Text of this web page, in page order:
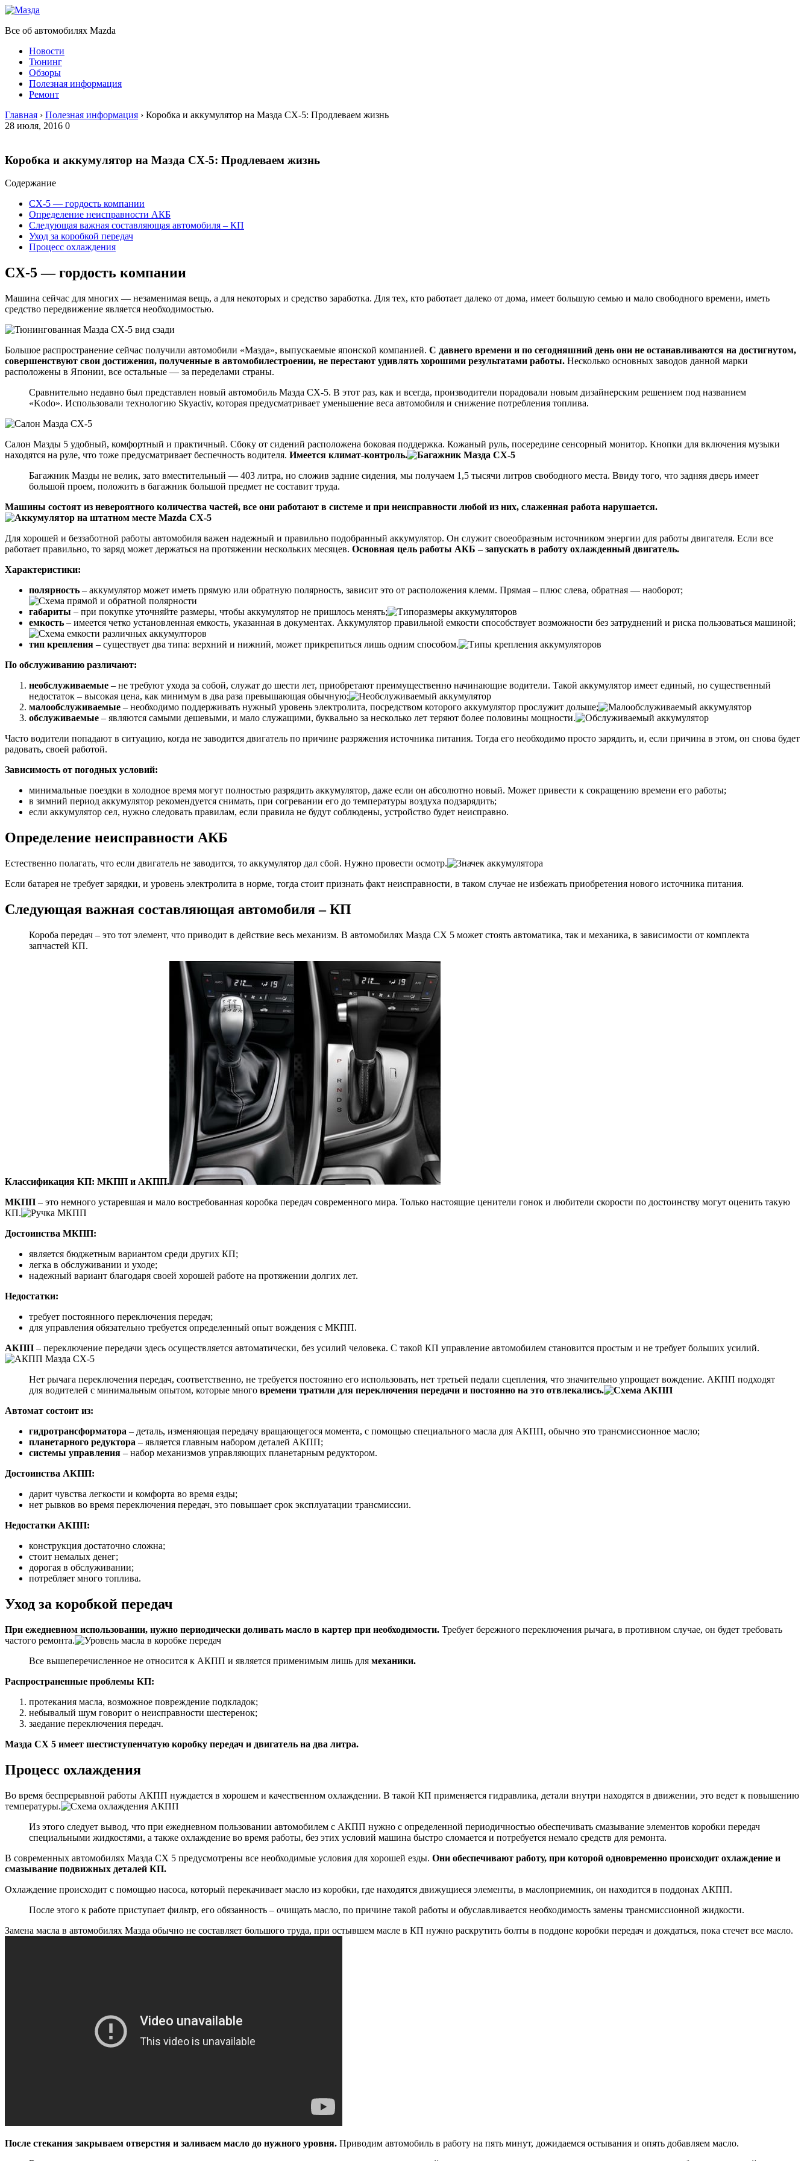
Все об автомобилях Mazda
Новости
Тюнинг
Обзоры
Полезная информация
Ремонт
Главная › Полезная информация › Коробка и аккумулятор на Мазда CX-5: Продлеваем жизнь
28 июля, 2016 0
Коробка и аккумулятор на Мазда CX-5: Продлеваем жизнь
Содержание
CX-5 — гордость компании
Определение неисправности АКБ
Следующая важная составляющая автомобиля – КП
Уход за коробкой передач
Процесс охлаждения
CX-5 — гордость компании
Машина сейчас для многих — незаменимая вещь, а для некоторых и средство заработка. Для тех, кто работает далеко от дома, имеет большую семью и мало свободного времени, иметь
средство передвижение является необходимостью.
Большое распространение сейчас получили автомобили «Мазда», выпускаемые японской компанией. С давнего времени и по сегодняшний день они не останавливаются на достигнутом,
совершенствуют свои достижения, полученные в автомобилестроении, не перестают удивлять хорошими результатами работы. Несколько основных заводов данной марки
расположены в Японии, все остальные — за переделами страны.
Сравнительно недавно был представлен новый автомобиль Мазда СХ-5. В этот раз, как и всегда, производители порадовали новым дизайнерским решением под названием
«Kodo». Использовали технологию Skyactiv, которая предусматривает уменьшение веса автомобиля и снижение потребления топлива.
Салон Мазды 5 удобный, комфортный и практичный. Сбоку от сидений расположена боковая поддержка. Кожаный руль, посередине сенсорный монитор. Кнопки для включения музыки
находятся на руле, что тоже предусматривает беспечность водителя. Имеется климат-контроль.
Багажник Мазды не велик, зато вместительный — 403 литра, но сложив задние сидения, мы получаем 1,5 тысячи литров свободного места. Ввиду того, что задняя дверь имеет
большой проем, положить в багажник большой предмет не составит труда.
Машины состоят из невероятного количества частей, все они работают в системе и при неисправности любой из них, слаженная работа нарушается.
Для хорошей и беззаботной работы автомобиля важен надежный и правильно подобранный аккумулятор. Он служит своеобразным источником энергии для работы двигателя. Если все
работает правильно, то заряд может держаться на протяжении нескольких месяцев. Основная цель работы АКБ – запускать в работу охлажденный двигатель.
Характеристики:
полярность – аккумулятор может иметь прямую или обратную полярность, зависит это от расположения клемм. Прямая – плюс слева, обратная — наоборот;
габариты – при покупке уточняйте размеры, чтобы аккумулятор не пришлось менять;
емкость – имеется четко установленная емкость, указанная в документах. Аккумулятор правильной емкости способствует возможности без затруднений и риска пользоваться машиной;
тип крепления – существует два типа: верхний и нижний, может прикрепиться лишь одним способом.
По обслуживанию различают:
необслуживаемые – не требуют ухода за собой, служат до шести лет, приобретают преимущественно начинающие водители. Такой аккумулятор имеет единый, но существенный
недостаток – высокая цена, как минимум в два раза превышающая обычную;
малообслуживаемые – необходимо поддерживать нужный уровень электролита, посредством которого аккумулятор прослужит дольше;
обслуживаемые – являются самыми дешевыми, и мало служащими, буквально за несколько лет теряют более половины мощности.
Часто водители попадают в ситуацию, когда не заводится двигатель по причине разряжения источника питания. Тогда его необходимо просто зарядить, и, если причина в этом, он снова будет
радовать, своей работой.
Зависимость от погодных условий:
минимальные поездки в холодное время могут полностью разрядить аккумулятор, даже если он абсолютно новый. Может привести к сокращению времени его работы;
в зимний период аккумулятор рекомендуется снимать, при согревании его до температуры воздуха подзарядить;
если аккумулятор сел, нужно следовать правилам, если правила не будут соблюдены, устройство будет неисправно.
Определение неисправности АКБ
Естественно полагать, что если двигатель не заводится, то аккумулятор дал сбой. Нужно провести осмотр.
Если батарея не требует зарядки, и уровень электролита в норме, тогда стоит признать факт неисправности, в таком случае не избежать приобретения нового источника питания.
Следующая важная составляющая автомобиля – КП
Короба передач – это тот элемент, что приводит в действие весь механизм. В автомобилях Мазда СХ 5 может стоять автоматика, так и механика, в зависимости от комплекта
запчастей КП.
Классификация КП: МКПП и АКПП.
МКПП – это немного устаревшая и мало востребованная коробка передач современного мира. Только настоящие ценители гонок и любители скорости по достоинству могут оценить такую
КП.
Достоинства МКПП:
является бюджетным вариантом среди других КП;
легка в обслуживании и уходе;
надежный вариант благодаря своей хорошей работе на протяжении долгих лет.
Недостатки:
требует постоянного переключения передач;
для управления обязательно требуется определенный опыт вождения с МКПП.
АКПП – переключение передачи здесь осуществляется автоматически, без усилий человека. С такой КП управление автомобилем становится простым и не требует больших усилий.
Нет рычага переключения передач, соответственно, не требуется постоянно его использовать, нет третьей педали сцепления, что значительно упрощает вождение. АКПП подходят
для водителей с минимальным опытом, которые много времени тратили для переключения передачи и постоянно на это отвлекались.
Автомат состоит из:
гидротрансформатора – деталь, изменяющая передачу вращающегося момента, с помощью специального масла для АКПП, обычно это трансмиссионное масло;
планетарного редуктора – является главным набором деталей АКПП;
системы управления – набор механизмов управляющих планетарным редуктором.
Достоинства АКПП:
дарит чувства легкости и комфорта во время езды;
нет рывков во время переключения передач, это повышает срок эксплуатации трансмиссии.
Недостатки АКПП:
конструкция достаточно сложна;
стоит немалых денег;
дорогая в обслуживании;
потребляет много топлива.
Уход за коробкой передач
При ежедневном использовании, нужно периодически доливать масло в картер при необходимости. Требует бережного переключения рычага, в противном случае, он будет требовать
частого ремонта.
Все вышеперечисленное не относится к АКПП и является применимым лишь для механики.
Распространенные проблемы КП:
протекания масла, возможное повреждение подкладок;
небывалый шум говорит о неисправности шестеренок;
заедание переключения передач.
Мазда СХ 5 имеет шестиступенчатую коробку передач и двигатель на два литра.
Процесс охлаждения
Во время беспрерывной работы АКПП нуждается в хорошем и качественном охлаждении. В такой КП применяется гидравлика, детали внутри находятся в движении, это ведет к повышению
температуры.
Из этого следует вывод, что при ежедневном пользовании автомобилем с АКПП нужно с определенной периодичностью обеспечивать смазывание элементов коробки передач
специальными жидкостями, а также охлаждение во время работы, без этих условий машина быстро сломается и потребуется немало средств для ремонта.
В современных автомобилях Мазда СХ 5 предусмотрены все необходимые условия для хорошей езды. Они обеспечивают работу, при которой одновременно происходит охлаждение и
смазывание подвижных деталей КП.
Охлаждение происходит с помощью насоса, который перекачивает масло из коробки, где находятся движущиеся элементы, в маслоприемник, он находится в поддонах АКПП.
После этого к работе приступает фильтр, его обязанность – очищать масло, по причине такой работы и обуславливается необходимость замены трансмиссионной жидкости.
Замена масла в автомобилях Мазда обычно не составляет большого труда, при остывшем масле в КП нужно раскрутить болты в поддоне коробки передач и дождаться, пока стечет все масло.
После стекания закрываем отверстия и заливаем масло до нужного уровня. Приводим автомобиль в работу на пять минут, дожидаемся остывания и опять добавляем масло.